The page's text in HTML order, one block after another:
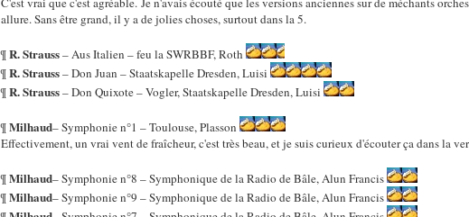
allure. Sans être grand, il y a de jolies choses, surtout dans la 5.
¶R. Strauss– Aus Italien – feu la SWRBBF, Roth
¶R. Strauss– Don Juan – Staatskapelle Dresden, Luisi
¶R. Strauss– Don Quixote – Vogler, Staatskapelle Dresden, Luisi
¶Milhaud– Symphonie n°1 – Toulouse, Plasson
Effectivement, un vrai vent de fraîcheur, c'est très beau, et je suis curieux d'écouter ça dans la
¶Milhaud– Symphonie n°8 – Symphonique de la Radio de Bâle, Alun Francis
¶Milhaud– Symphonie n°9 – Symphonique de la Radio de Bâle, Alun Francis